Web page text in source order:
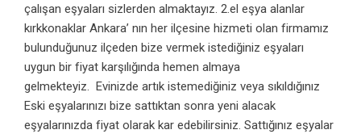
çalışan eşyaları sizlerden almaktayız. 2.el eşya alanlar
kırkkonaklar Ankara’ nın her ilçesine hizmeti olan firmamız
bulunduğunuz ilçeden bize vermek istediğiniz eşyaları
uygun bir fiyat karşılığında hemen almaya
gelmekteyiz. Evinizde artık istemediğiniz veya sıkıldığınız
Eski eşyalarınızı bize sattıktan sonra yeni alacak
eşyalarınızda fiyat olarak kar edebilirsiniz. Sattığınız eşyalar